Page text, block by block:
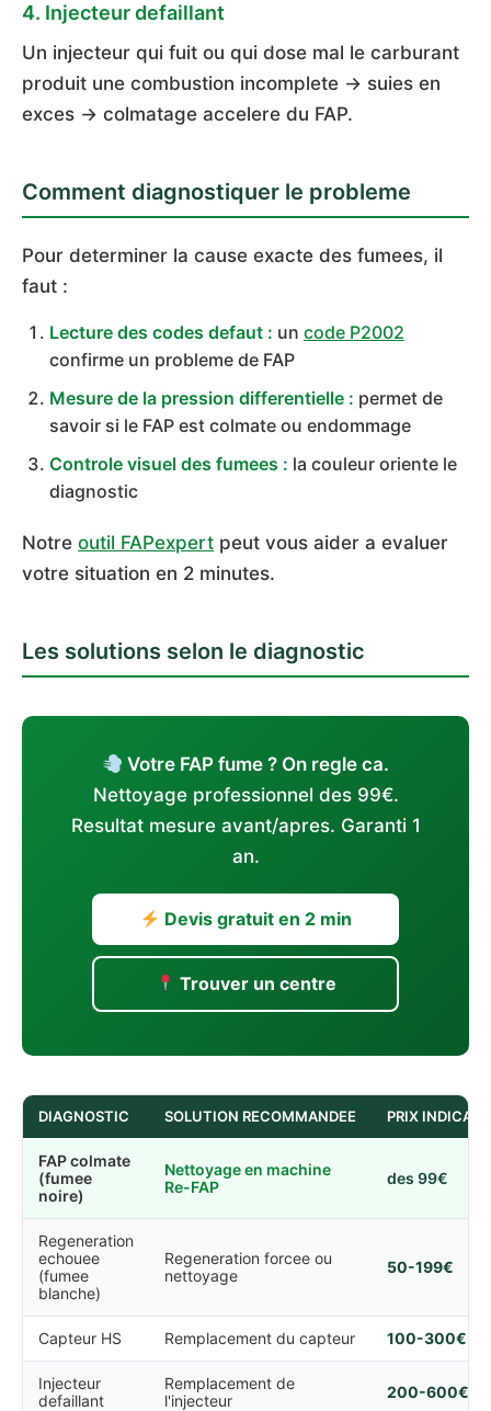
4. Injecteur defaillant
Un injecteur qui fuit ou qui dose mal le carburant
produit une combustion incomplete → suies en
exces → colmatage accelere du FAP.
Comment diagnostiquer le probleme
Pour determiner la cause exacte des fumees, il
faut :
Lecture des codes defaut : un code P2002
confirme un probleme de FAP
Mesure de la pression differentielle : permet de
savoir si le FAP est colmate ou endommage
Controle visuel des fumees : la couleur oriente le
diagnostic
Notre outil FAPexpert peut vous aider a evaluer
votre situation en 2 minutes.
Les solutions selon le diagnostic
Votre FAP fume ? On regle ca.
Nettoyage professionnel des 99€.
Resultat mesure avant/apres. Garanti 1
an.
Devis gratuit en 2 min
Trouver un centre
DIAGNOSTIC SOLUTION RECOMMANDEE PRIX
FAP colmate
(fumee
noire)
Nettoyage en machine
Re-FAP
des 99€
Regeneration
echouee
(fumee
blanche)
Regeneration forcee ou
nettoyage
50-199€
Capteur HS Remplacement du capteur 100-300€
Injecteur
defaillant
Remplacement de
l'injecteur
200-600€